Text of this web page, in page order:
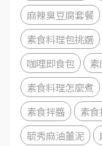
麻辣臭豆腐套餐
素食料理包挑選
咖哩即食包
素食料理怎麼煮
素食拌醬
素
毓秀麻油薑泥